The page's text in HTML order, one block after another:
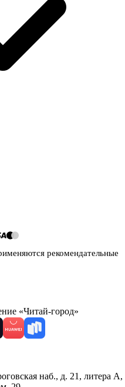
рекомендательные
«Читай-город»
наб., д. 21, литера А,